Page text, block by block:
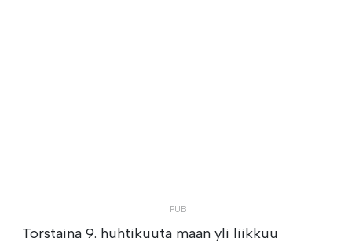
Torstaina 9. huhtikuuta maan yli liikkuu